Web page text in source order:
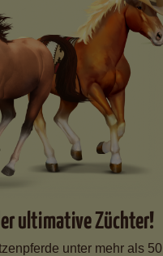
ultimative Züchter!
unter mehr als 50